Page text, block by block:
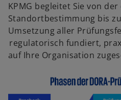
KPMG begleitet Sie von
Standortbestimmung bis
Umsetzung aller
regulatorisch fundiert,
auf Ihre Organisation